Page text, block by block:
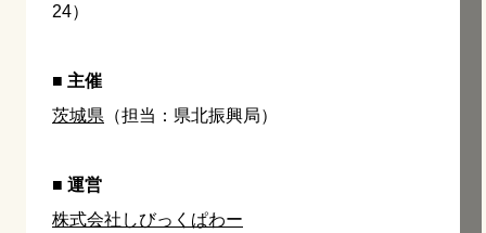
24）
■ 主催
茨城県 （担当：県北振興局）
■ 運営
株式会社しびっくぱわー